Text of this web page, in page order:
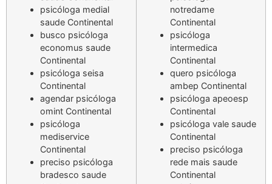
psicóloga medial
saude Continental
busco psicóloga
economus saude
Continental
psicóloga seisa
Continental
agendar psicóloga
omint Continental
psicóloga
mediservice
Continental
preciso psicóloga
bradesco saude
notredame
Continental
psicóloga
intermedica
Continental
quero psicóloga
ambep Continental
psicóloga apeoesp
Continental
psicóloga vale saude
Continental
preciso psicóloga
rede mais saude
Continental